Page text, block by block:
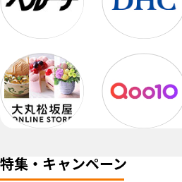
特集・キャンペーン